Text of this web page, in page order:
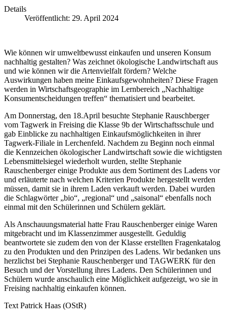
Details
Veröffentlicht: 29. April 2024
Wie können wir umweltbewusst einkaufen und unseren Konsum
nachhaltig gestalten? Was zeichnet ökologische Landwirtschaft aus
und wie können wir die Artenvielfalt fördern? Welche
Auswirkungen haben meine Einkaufsgewohnheiten? Diese Fragen
werden in Wirtschaftsgeographie im Lernbereich „Nachhaltige
Konsumentscheidungen treffen“ thematisiert und bearbeitet.
Am Donnerstag, den 18.April besuchte Stephanie Rauschberger
vom Tagwerk in Freising die Klasse 9b der Wirtschaftsschule und
gab Einblicke zu nachhaltigen Einkaufsmöglichkeiten in ihrer
Tagwerk-Filiale in Lerchenfeld. Nachdem zu Beginn noch einmal
die Kennzeichen ökologischer Landwirtschaft sowie die wichtigsten
Lebensmittelsiegel wiederholt wurden, stellte Stephanie
Rauschenberger einige Produkte aus dem Sortiment des Ladens vor
und erläuterte nach welchen Kriterien Produkte hergestellt werden
müssen, damit sie in ihrem Laden verkauft werden. Dabei wurden
die Schlagwörter „bio“, „regional“ und „saisonal“ ebenfalls noch
einmal mit den Schülerinnen und Schülern geklärt.
Als Anschauungsmaterial hatte Frau Rauschenberger einige Waren
mitgebracht und im Klassenzimmer ausgestellt. Geduldig
beantwortete sie zudem den von der Klasse erstellten Fragenkatalog
zu den Produkten und den Prinzipen des Ladens. Wir bedanken uns
herzlichst bei Stephanie Rauschenberger und TAGWERK für den
Besuch und der Vorstellung ihres Ladens. Den Schülerinnen und
Schülern wurde anschaulich eine Möglichkeit aufgezeigt, wo sie in
Freising nachhaltig einkaufen können.
Text Patrick Haas (OStR)